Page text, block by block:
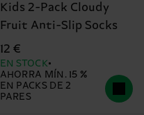
Kids 2-Pack Cloudy
Fruit Anti-Slip Socks
12 €
EN STOCK
AHORRA MÍN. 15 %
EN PACKS DE 2
PARES